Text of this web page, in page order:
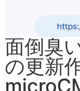
面倒臭
の更新